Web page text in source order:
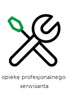
opiekę profesjonalnego
serwisanta